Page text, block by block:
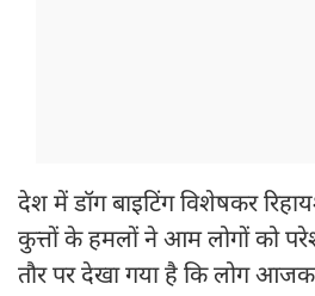
देश में डॉग बाइटिंग विशेषकर
कुत्तों के हमलों ने आम लोगों को
तौर पर देखा गया है कि लोग